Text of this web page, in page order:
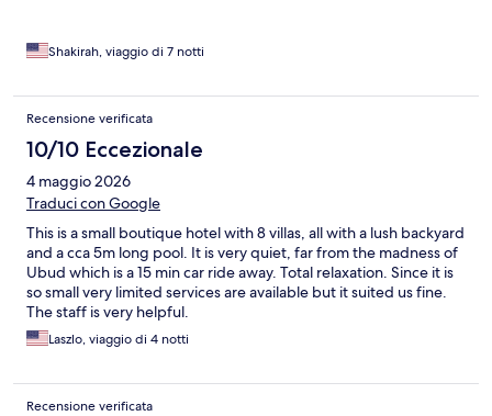
Shakirah, viaggio di 7 notti
Recensione verificata
10/10 Eccezionale
4 maggio 2026
Traduci con Google
This is a small boutique hotel with 8 villas, all with a lush backyard
and a cca 5m long pool. It is very quiet, far from the madness of
Ubud which is a 15 min car ride away. Total relaxation. Since it is
so small very limited services are available but it suited us fine.
The staff is very helpful.
Laszlo, viaggio di 4 notti
Recensione verificata